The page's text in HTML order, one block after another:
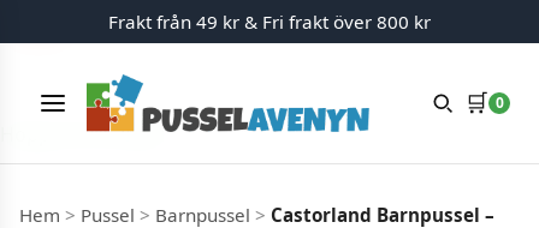
Hoppa till innehåll
Frakt från 49 kr & Fri frakt över 800 kr
Meny 🛒 0
Hem > Pussel > Barnpussel > Castorland Barnpussel –